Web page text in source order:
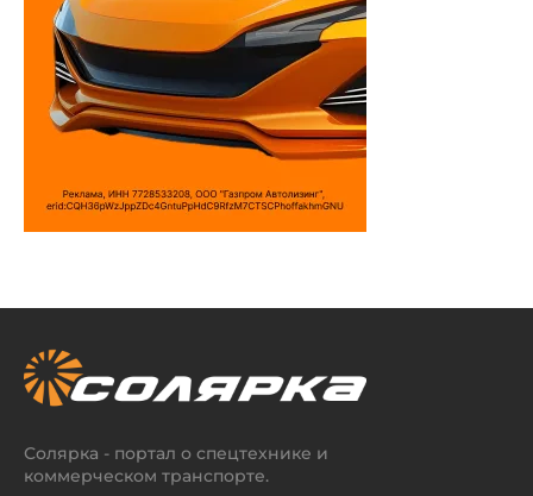
Солярка - портал о спецтехнике и
коммерческом транспорте.